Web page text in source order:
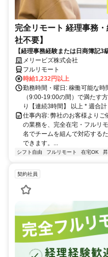
完全リモート 経理事務
社不要】
【経理事務経験または日商簿記
完全在宅で育児・介護中の方も大
メリービズ株式会社
フルリモート
時給1,232円以上
勤務時間・曜日: 稼働可能な
（9:00-19:00の間）で満たす
り【連続3時間】 以上 * 週合
仕事内容: 弊社のお客様より
の業務を、完全在宅・フルリ
名でチームを組んで対応する
できます。...
シフト自由 フルリモート 在宅OK
契約社員